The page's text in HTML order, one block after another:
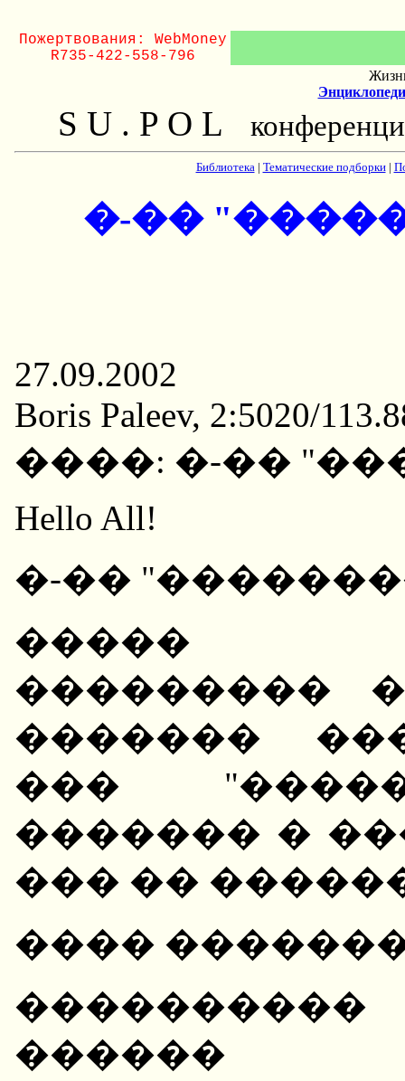
Пожертвования: WebMoney
R735-422-558-796
S U . P O L
Библиотека| Тематические подборки|
�-��
27.09.2002
Boris Paleev, 2:5020/
����: �-��
Hello All!
�-��
�����
���������
�������
���
������� �
��� ��
����
������